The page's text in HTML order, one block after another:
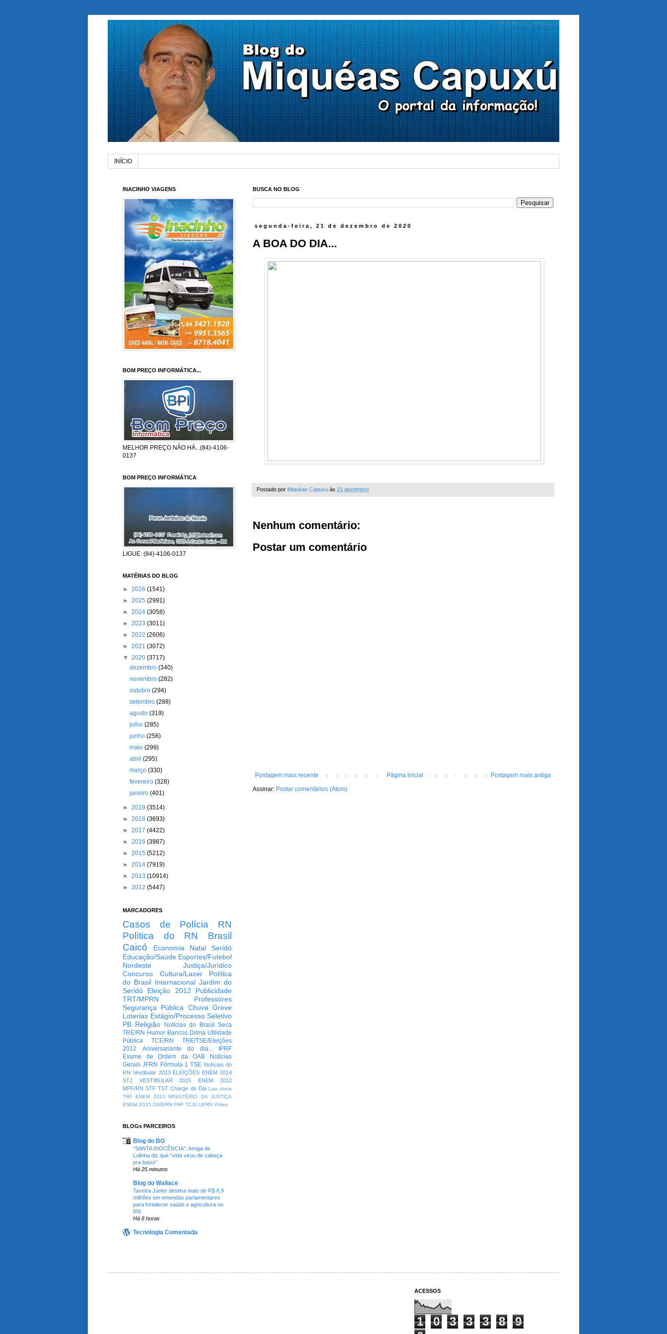
INÍCIO
BUSCA NO BLOG
segunda-feira, 21 de dezembro de 2020
A BOA DO DIA...
Postado por Miquéas Capuxu às 21 dezembro
Nenhum comentário:
Postar um comentário
Postagem mais recente Postagem mais antiga
Página inicial
Assinar: Postar comentários (Atom)
INACINHO VIAGENS
BOM PREÇO INFORMÁTICA...
MELHOR PREÇO NÃO HÁ...(84)-4106-
0137
BOM PREÇO INFORMÁTICA
LIGUE: (84)-4106-0137
MATÉRIAS DO BLOG
► 2026 (1541)
► 2025 (2991)
► 2024 (3058)
► 2023 (3011)
► 2022 (2606)
► 2021 (3072)
▼ 2020 (3717)
dezembro(340)
novembro(282)
outubro(294)
setembro(288)
agosto(319)
julho(285)
junho(256)
maio(299)
abril(295)
março(330)
fevereiro(328)
janeiro(401)
► 2019 (3514)
► 2018 (3693)
► 2017 (4422)
► 2016 (3987)
► 2015 (5212)
► 2014 (7919)
► 2013 (10914)
► 2012 (5447)
MARCADORES
Casos de Polícia
RN
Política do RN
Brasil
Caicó
Economia Natal
Seridó
Educação/Saúde Esportes/Futebol
Nordeste
Justiça/Jurídico
Concurso
Cultura/Lazer
Política
do Brasil Internacional Jardim do
Seridó
Eleição 2012
Publicidade
TRT/MPRN
Professores
Segurança Pública Chuva Greve
Loterias Estágio/Processo Seletivo
PB Religião Notícias do Brasil
Seca
TRE/RN Humor Bancos Dilma Utilidade
Pública
TCE/RN
TRE/TSE/Eleições
2012
Aniversariante do dia...
IPRF
Exame de Ordem da OAB
Notícias
Gerais JFRN Fórmula 1 TSE Notícias do
RN Vestibular 2013 ELEIÇÕES ENEM 2014
STJ
VESTIBULAR 2015
ENEM 2012
MPF/RN STF TST Charge do Dia Lua cheia
TRF
ENEM 2013
MINISTÉRIO DA JUSTIÇA
ENEM 2O15 OAB/RN PRF TCJU UFRN Vídeo
BLOGs PARCEIROS
Blog do BG
“SANTA INOCÊNCIA”: Amiga de
Lulinha diz que “vida virou de cabeça
pra baixo”
Há 25 minutos
Blog do Wallace
Taveira Júnior destina mais de R$ 8,9
milhões em emendas parlamentares
para fortalecer saúde e agricultura no
RN
Há 6 horas
Tecnologia Comentada
ACESSOS
1 0 3 3 3 8
9